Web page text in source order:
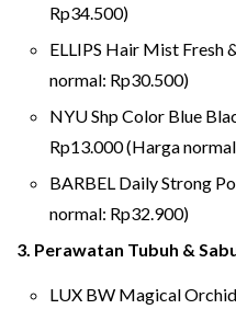
Rp34.500)
ELLIPS Hair Mist Fresh
normal: Rp30.500)
NYU Shp Color Blue
Rp13.000 (Harga
BARBEL Daily Strong
normal: Rp32.900)
3. Perawatan Tubuh &
LUX BW Magical